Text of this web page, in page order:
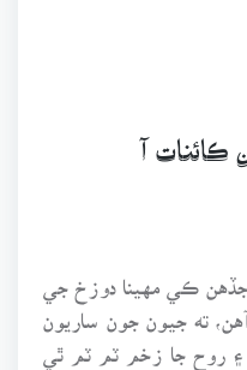
ڪائنات آ
ڪي مهينا دوزخ جي
ته جيون جون ساريون
۽ روح جا زخم ٽم ٽم ٿي